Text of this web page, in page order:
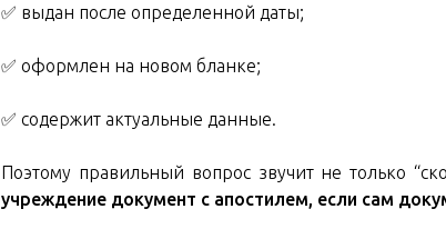
✅ выдан после определенной даты;
✅ оформлен на новом бланке;
✅ содержит актуальные данные.
Поэтому правильный вопрос звучит не только
учреждение документ с апостилем, если сам